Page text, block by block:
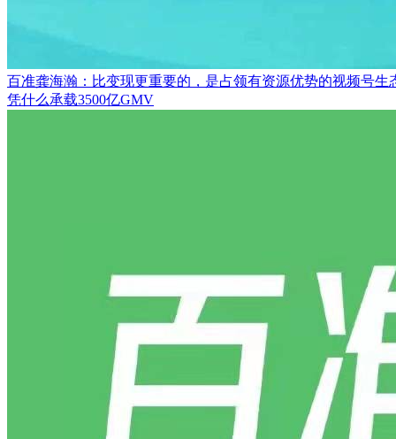
百准龚海瀚：比变现更重要的，是占领有资源优势的视频号生
凭什么承载3500亿GMV